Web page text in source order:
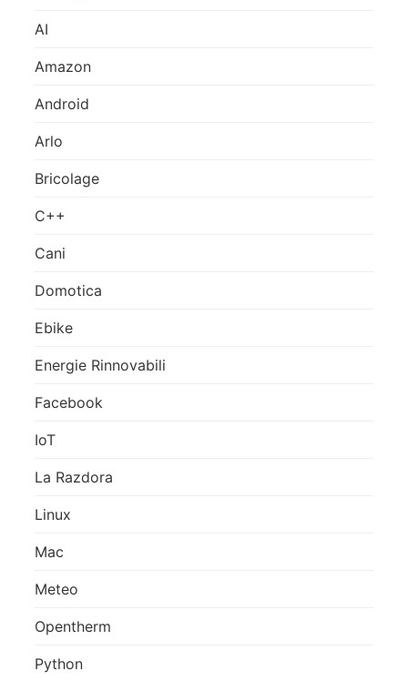
AI
Amazon
Android
Arlo
Bricolage
C++
Cani
Domotica
Ebike
Energie Rinnovabili
Facebook
IoT
La Razdora
Linux
Mac
Meteo
Opentherm
Python